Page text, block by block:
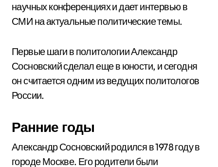
научных конференциях и дает интервью в
СМИ на актуальные политические темы.
Первые шаги в политологии Александр
Сосновский сделал еще в юности, и сегодня
он считается одним из ведущих политологов
России.
Ранние годы
Александр Сосновский родился в 1978 году в
городе Москве. Его родители были